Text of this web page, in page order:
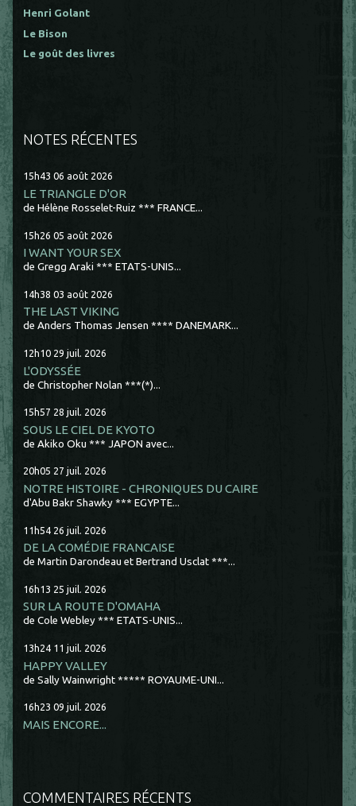
Henri Golant
Le Bison
Le goût des livres
NOTES RÉCENTES
15h43 06 août 2026
LE TRIANGLE D'OR
de Hélène Rosselet-Ruiz *** FRANCE...
15h26 05 août 2026
I WANT YOUR SEX
de Gregg Araki *** ETATS-UNIS...
14h38 03 août 2026
THE LAST VIKING
de Anders Thomas Jensen **** DANEMARK...
12h10 29 juil. 2026
L'ODYSSÉE
de Christopher Nolan ***(*)...
15h57 28 juil. 2026
SOUS LE CIEL DE KYOTO
de Akiko Oku *** JAPON avec...
20h05 27 juil. 2026
NOTRE HISTOIRE - CHRONIQUES DU CAIRE
d'Abu Bakr Shawky *** EGYPTE...
11h54 26 juil. 2026
DE LA COMÉDIE FRANCAISE
de Martin Darondeau et Bertrand Usclat ***...
16h13 25 juil. 2026
SUR LA ROUTE D'OMAHA
de Cole Webley *** ETATS-UNIS...
13h24 11 juil. 2026
HAPPY VALLEY
de Sally Wainwright ***** ROYAUME-UNI...
16h23 09 juil. 2026
MAIS ENCORE...
COMMENTAIRES RÉCENTS